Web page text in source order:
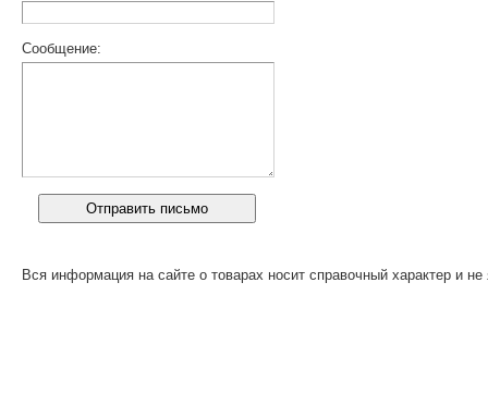
Сообщение:
Вся информация на сайте о товарах носит справочный характер и